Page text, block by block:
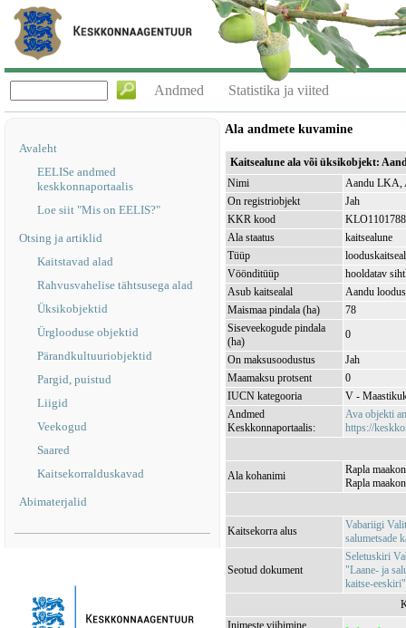
Andmed Statistika ja viited
Avaleht
EELISe andmed
keskkonnaportaalis
Loe siit "Mis on EELIS?"
Otsing ja artiklid
Kaitstavad alad
Rahvusvahelise tähtsusega alad
Üksikobjektid
Ürglooduse objektid
Pärandkultuuriobjektid
Pargid, puistud
Liigid
Veekogud
Saared
Kaitsekorralduskavad
Abimaterjalid
Ala andmete kuvamine
Kaitsealune ala või üksikobjekt:
Nimi
Aandu LKA,
On registriobjekt
Jah
KKR kood
KLO1101788
Ala staatus
kaitsealune
Tüüp
Vöönditüüp
hooldatav
Asub kaitsealal
Aandu
Maismaa pindala (ha)
78
Siseveekogude pindala
(ha)
0
On maksusoodustus
Jah
Maamaksu protsent
0
IUCN kategooria
V -
Andmed
Keskkonnaportaalis:
Ava objekti
https://
Ala kohanimi
Rapla
Rapla
Kaitsekorra alus
Vabariigi
salumetsade
Seotud dokument
Seletuskiri
"Laane- ja
kaitse-eeskiri"
Inimeste viibimine